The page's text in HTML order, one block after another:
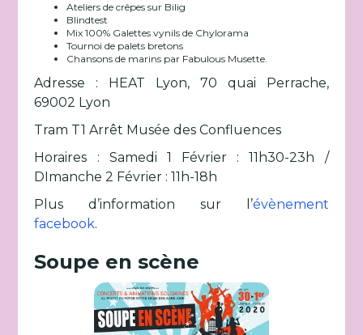
Ateliers de crêpes sur Bilig
Blindtest
Mix 100% Galettes vynils de Chylorama
Tournoi de palets bretons
Chansons de marins par Fabulous Musette.
Adresse : HEAT Lyon, 70 quai Perrache,
69002 Lyon
Tram T1 Arrêt Musée des Confluences
Horaires : Samedi 1 Février : 11h30-23h /
DImanche 2 Février : 11h-18h
Plus d’information sur l’évènement
facebook.
Soupe en scène